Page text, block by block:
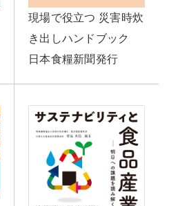
現場で役立つ 災害時炊
き出しハンドブック
日本食糧新聞発行